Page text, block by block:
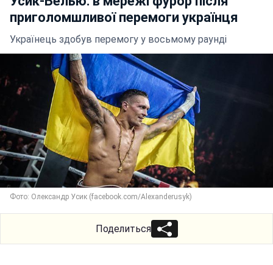
приголомшливої перемоги українця
Українець здобув перемогу у восьмому раунді
Фото: Олександр Усик (facebook.com/Alexanderusyk)
Поделиться